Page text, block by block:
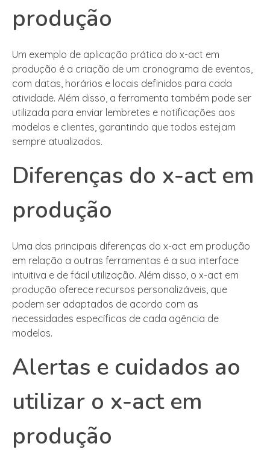
produção
Um exemplo de aplicação prática do x-act em
produção é a criação de um cronograma de eventos,
com datas, horários e locais definidos para cada
atividade. Além disso, a ferramenta também pode ser
utilizada para enviar lembretes e notificações aos
modelos e clientes, garantindo que todos estejam
sempre atualizados.
Diferenças do x-act em
produção
Uma das principais diferenças do x-act em produção
em relação a outras ferramentas é a sua interface
intuitiva e de fácil utilização. Além disso, o x-act em
produção oferece recursos personalizáveis, que
podem ser adaptados de acordo com as
necessidades específicas de cada agência de
modelos.
Alertas e cuidados ao
utilizar o x-act em
produção